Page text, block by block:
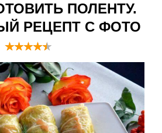
ПОЛЕНТУ.
РЕЦЕПТ С ФОТО